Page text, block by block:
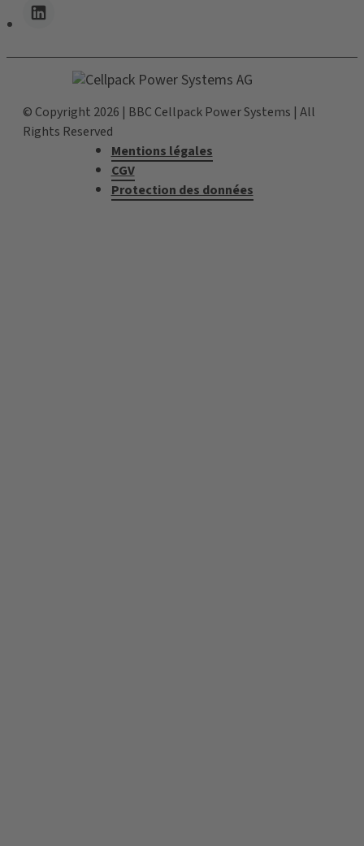
© Copyright 2026 | BBC Cellpack Power Systems | All
Rights Reserved
Mentions légales
CGV
Protection des données